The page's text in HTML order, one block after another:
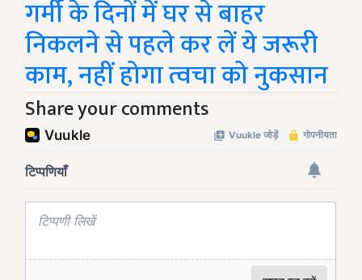
गर्मी के दिनों में घर से बाहर
निकलने से पहले कर लें ये जरूरी
काम, नहीं होगा त्वचा को नुकसान
Share your comments